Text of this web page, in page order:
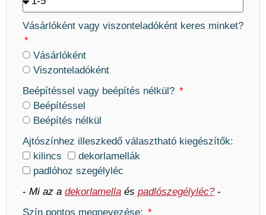
Vásárlóként vagy viszonteladóként keres minket?
Vásárlóként
Viszonteladóként
Beépítéssel vagy beépítés nélkül?
Beépítéssel
Beépítés nélkül
Ajtószínhez illeszkedő választható kiegészítők:
kilincs
dekorlamellák
padlóhoz szegélyléc
- Mi az a dekorlamella és padlószegélyléc?-
Szín pontos megnevezése: